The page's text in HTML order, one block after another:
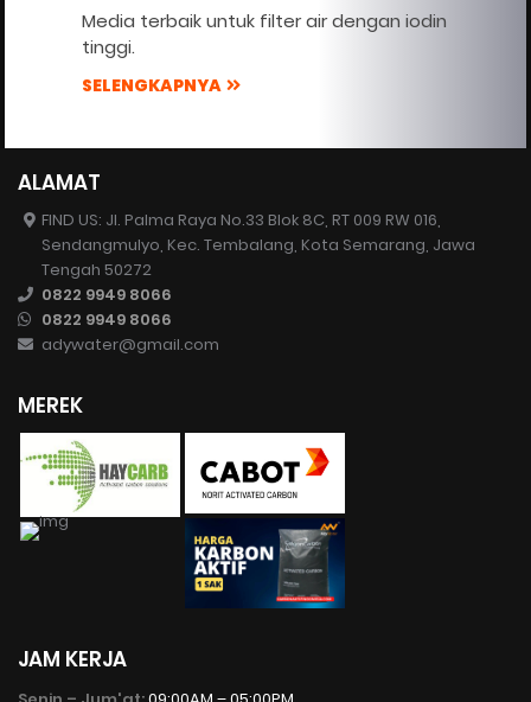
Media terbaik untuk filter air dengan iodin
tinggi.
SELENGKAPNYA
ALAMAT
FIND US: Jl. Palma Raya No.33 Blok 8C, RT 009 RW 016,
Sendangmulyo, Kec. Tembalang, Kota Semarang, Jawa
Tengah 50272
0822 9949 8066
0822 9949 8066
adywater@gmail.com
MEREK
JAM KERJA